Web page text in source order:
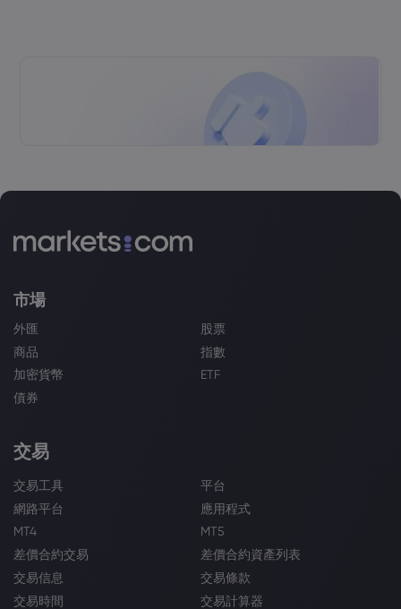
市場
外匯
股票
商品
指數
加密貨幣
ETF
債券
交易
交易工具
平台
網路平台
應用程式
MT4
MT5
差價合約交易
差價合約資產列表
交易信息
交易條款
交易時間
交易計算器